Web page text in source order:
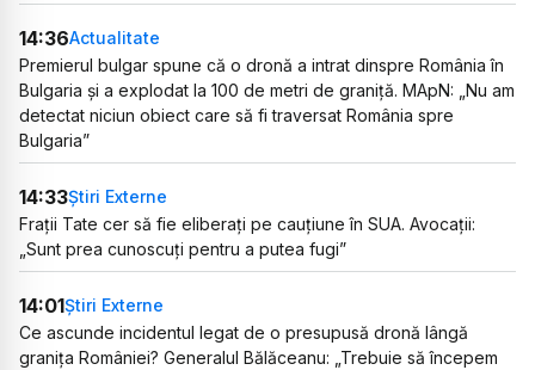
14:36Actualitate
Premierul bulgar spune că o dronă a intrat dinspre România în
Bulgaria și a explodat la 100 de metri de graniță. MApN: „Nu am
detectat niciun obiect care să fi traversat România spre
Bulgaria”
14:33Știri Externe
Frații Tate cer să fie eliberați pe cauțiune în SUA. Avocații:
„Sunt prea cunoscuți pentru a putea fugi”
14:01Știri Externe
Ce ascunde incidentul legat de o presupusă dronă lângă
granița României? Generalul Bălăceanu: „Trebuie să începem